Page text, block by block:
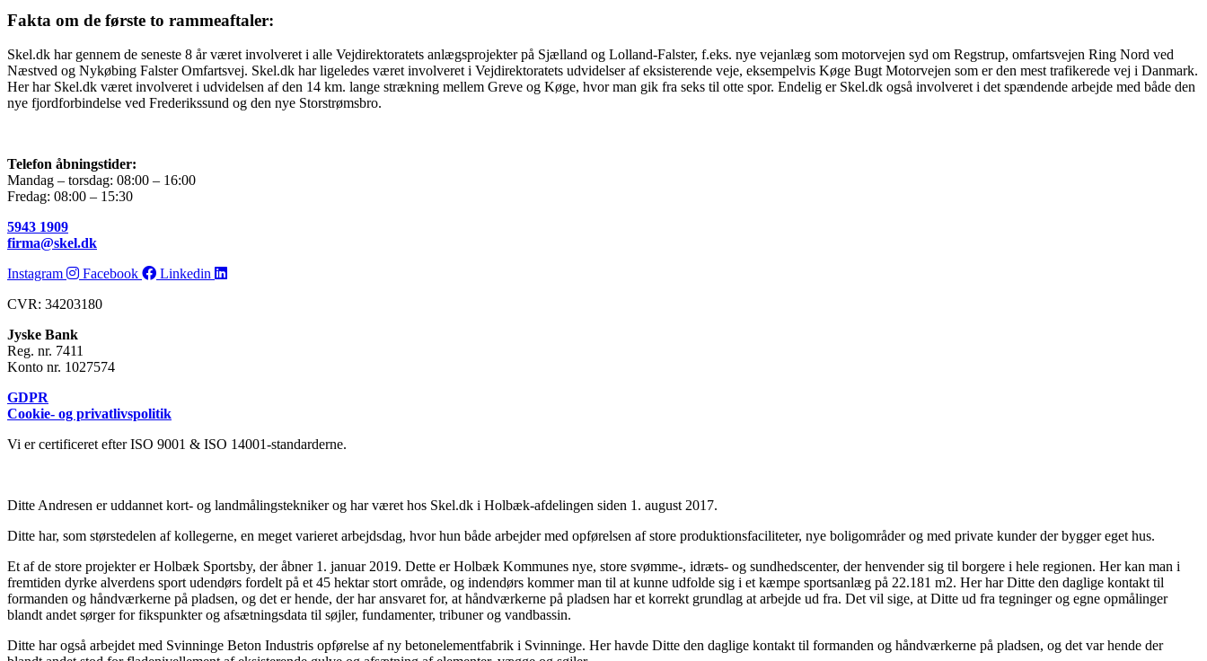
Fakta om de første to rammeaftaler:
Skel.dk har gennem de seneste 8 år været involveret i alle Vejdirektoratets anlægsprojekter på Sjælland og Lolland-Falster, f.eks. nye vejanlæg som motorvejen syd om Regstrup, omfartsvejen Ring Nord ved
Næstved og Nykøbing Falster Omfartsvej. Skel.dk har ligeledes været involveret i Vejdirektoratets udvidelser af eksisterende veje, eksempelvis Køge Bugt Motorvejen som er den mest trafikerede vej i Danmark.
Her har Skel.dk været involveret i udvidelsen af den 14 km. lange strækning mellem Greve og Køge, hvor man gik fra seks til otte spor. Endelig er Skel.dk også involveret i det spændende arbejde med både den
nye fjordforbindelse ved Frederikssund og den nye Storstrømsbro.
Telefon åbningstider:
Mandag – torsdag: 08:00 – 16:00
Fredag: 08:00 – 15:30
5943 1909
firma@skel.dk
Instagram
Facebook
Linkedin
CVR: 34203180
Jyske Bank
Reg. nr. 7411
Konto nr. 1027574
GDPR
Cookie- og privatlivspolitik
Vi er certificeret efter ISO 9001 & ISO 14001-standarderne.
Ditte Andresen er uddannet kort- og landmålingstekniker og har været hos Skel.dk i Holbæk-afdelingen siden 1. august 2017.
Ditte har, som størstedelen af kollegerne, en meget varieret arbejdsdag, hvor hun både arbejder med opførelsen af store produktionsfaciliteter, nye boligområder og med private kunder der bygger eget hus.
Et af de store projekter er Holbæk Sportsby, der åbner 1. januar 2019. Dette er Holbæk Kommunes nye, store svømme-, idræts- og sundhedscenter, der henvender sig til borgere i hele regionen. Her kan man i
fremtiden dyrke alverdens sport udendørs fordelt på et 45 hektar stort område, og indendørs kommer man til at kunne udfolde sig i et kæmpe sportsanlæg på 22.181 m2. Her har Ditte den daglige kontakt til
formanden og håndværkerne på pladsen, og det er hende, der har ansvaret for, at håndværkerne på pladsen har et korrekt grundlag at arbejde ud fra. Det vil sige, at Ditte ud fra tegninger og egne opmålinger
blandt andet sørger for fikspunkter og afsætningsdata til søjler, fundamenter, tribuner og vandbassin.
Ditte har også arbejdet med Svinninge Beton Industris opførelse af ny betonelementfabrik i Svinninge. Her havde Ditte den daglige kontakt til formanden og håndværkerne på pladsen, og det var hende der